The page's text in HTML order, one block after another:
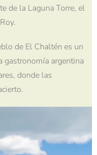
de la Laguna Torre, el
de El Chaltén es un
gastronomía argentina
donde las